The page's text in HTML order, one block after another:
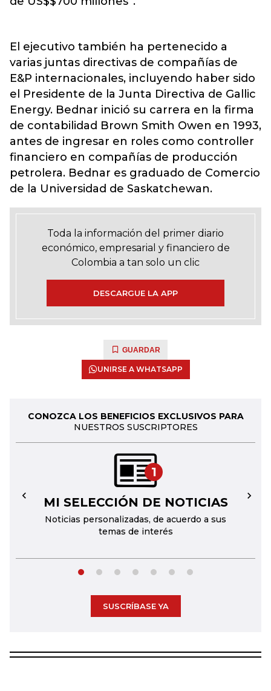
El ejecutivo también ha pertenecido a
varias juntas directivas de compañías de
E&P internacionales, incluyendo haber sido
el Presidente de la Junta Directiva de Gallic
Energy. Bednar inició su carrera en la firma
de contabilidad Brown Smith Owen en 1993,
antes de ingresar en roles como controller
financiero en compañías de producción
petrolera. Bednar es graduado de Comercio
de la Universidad de Saskatchewan.
Toda la información del primer diario
económico, empresarial y financiero de
Colombia a tan solo un clic
DESCARGUE LA APP
GUARDAR
UNIRSE A WHATSAPP
CONOZCA LOS BENEFICIOS EXCLUSIVOS PARA
NUESTROS SUSCRIPTORES
1
MI SELECCIÓN DE NOTICIAS
Noticias personalizadas, de acuerdo a sus
temas de interés
← →
SUSCRÍBASE YA